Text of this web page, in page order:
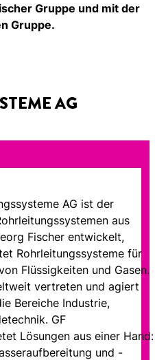
Gruppe und mit der
Gruppe.
AG
AG ist der
aus
Fischer entwickelt,
Rohrleitungssysteme für
Flüssigkeiten und Gasen.
vertreten und agiert
Bereiche Industrie,
GF
Lösungen aus einer Hand:
und -